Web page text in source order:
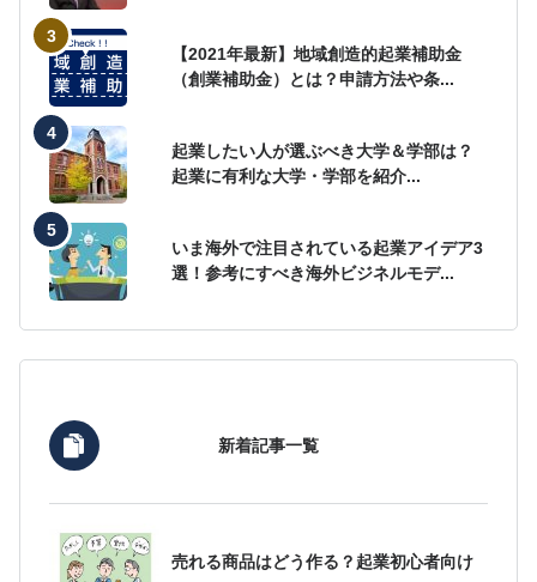
【2021年最新】地域創造的起業補助金
（創業補助金）とは？申請方法や条...
起業したい人が選ぶべき大学＆学部は？
起業に有利な大学・学部を紹介...
いま海外で注目されている起業アイデア3
選！参考にすべき海外ビジネルモデ...
新着記事一覧
売れる商品はどう作る？起業初心者向け